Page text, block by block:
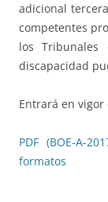
adicional
competentes
los Tribunales
discapacidad
Entrará en vigor
PDF (BOE-A-
formatos